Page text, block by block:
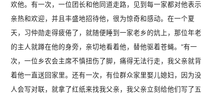
欢他。有一次，一位团长和他同道走路，见到每一家都对他表示
亲热和欢迎，并且丰盛地招待他，很为惊奇和感动。在一个夏
天，习仲勋走得疲倦了，就随便睡到一家老乡的炕上，那位年老
的主人就蹲在他的身旁，亲切地看着他，替他驱着苍蝇。”有一
次，一位乡农会主席不慎扭伤了脚，痛得无法行走，我父亲就背
着他一直送回家里。还有一次，有位群众家里娶儿媳妇，因为没
人会写对联，就拿了红纸来找我父亲，我父亲立刻给他们写了五